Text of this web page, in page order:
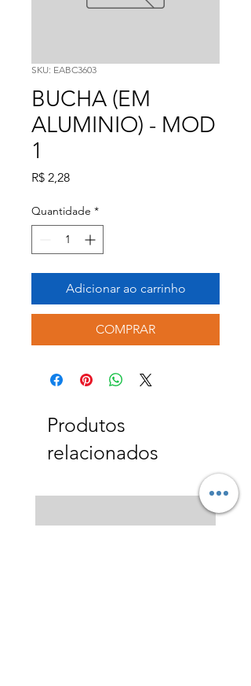
SKU: EABC3603
BUCHA (EM
ALUMINIO) - MOD
1
R$ 2,28Preço
Quantidade *
Adicionar ao carrinho
COMPRAR
Produtos
relacionados